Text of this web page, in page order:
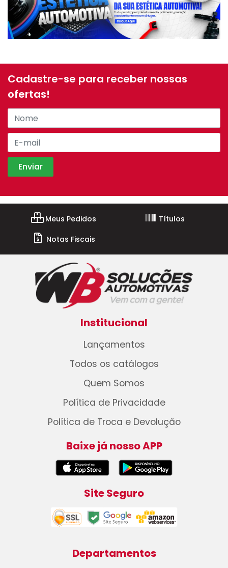
Cadastre-se para receber nossas
ofertas!
Meus Pedidos
Títulos
Notas Fiscais
Institucional
Lançamentos
Todos os catálogos
Quem Somos
Política de Privacidade
Política de Troca e Devolução
Baixe já nosso APP
Site Seguro
Departamentos